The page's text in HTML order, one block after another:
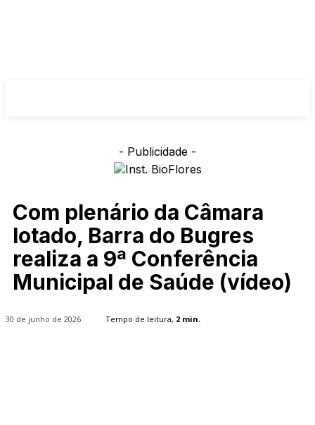
- Publicidade -
Com plenário da Câmara
lotado, Barra do Bugres
realiza a 9ª Conferência
Municipal de Saúde (vídeo)
30 de junho de 2026 Tempo de leitura, 2 min.